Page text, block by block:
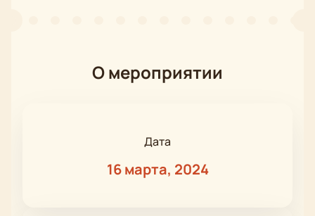
О мероприятии
Дата
16 марта, 2024